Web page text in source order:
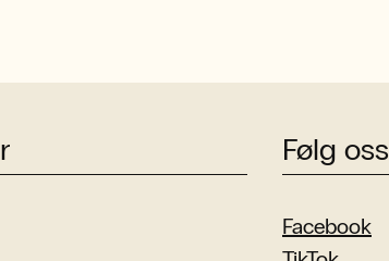
Følg oss
Facebook